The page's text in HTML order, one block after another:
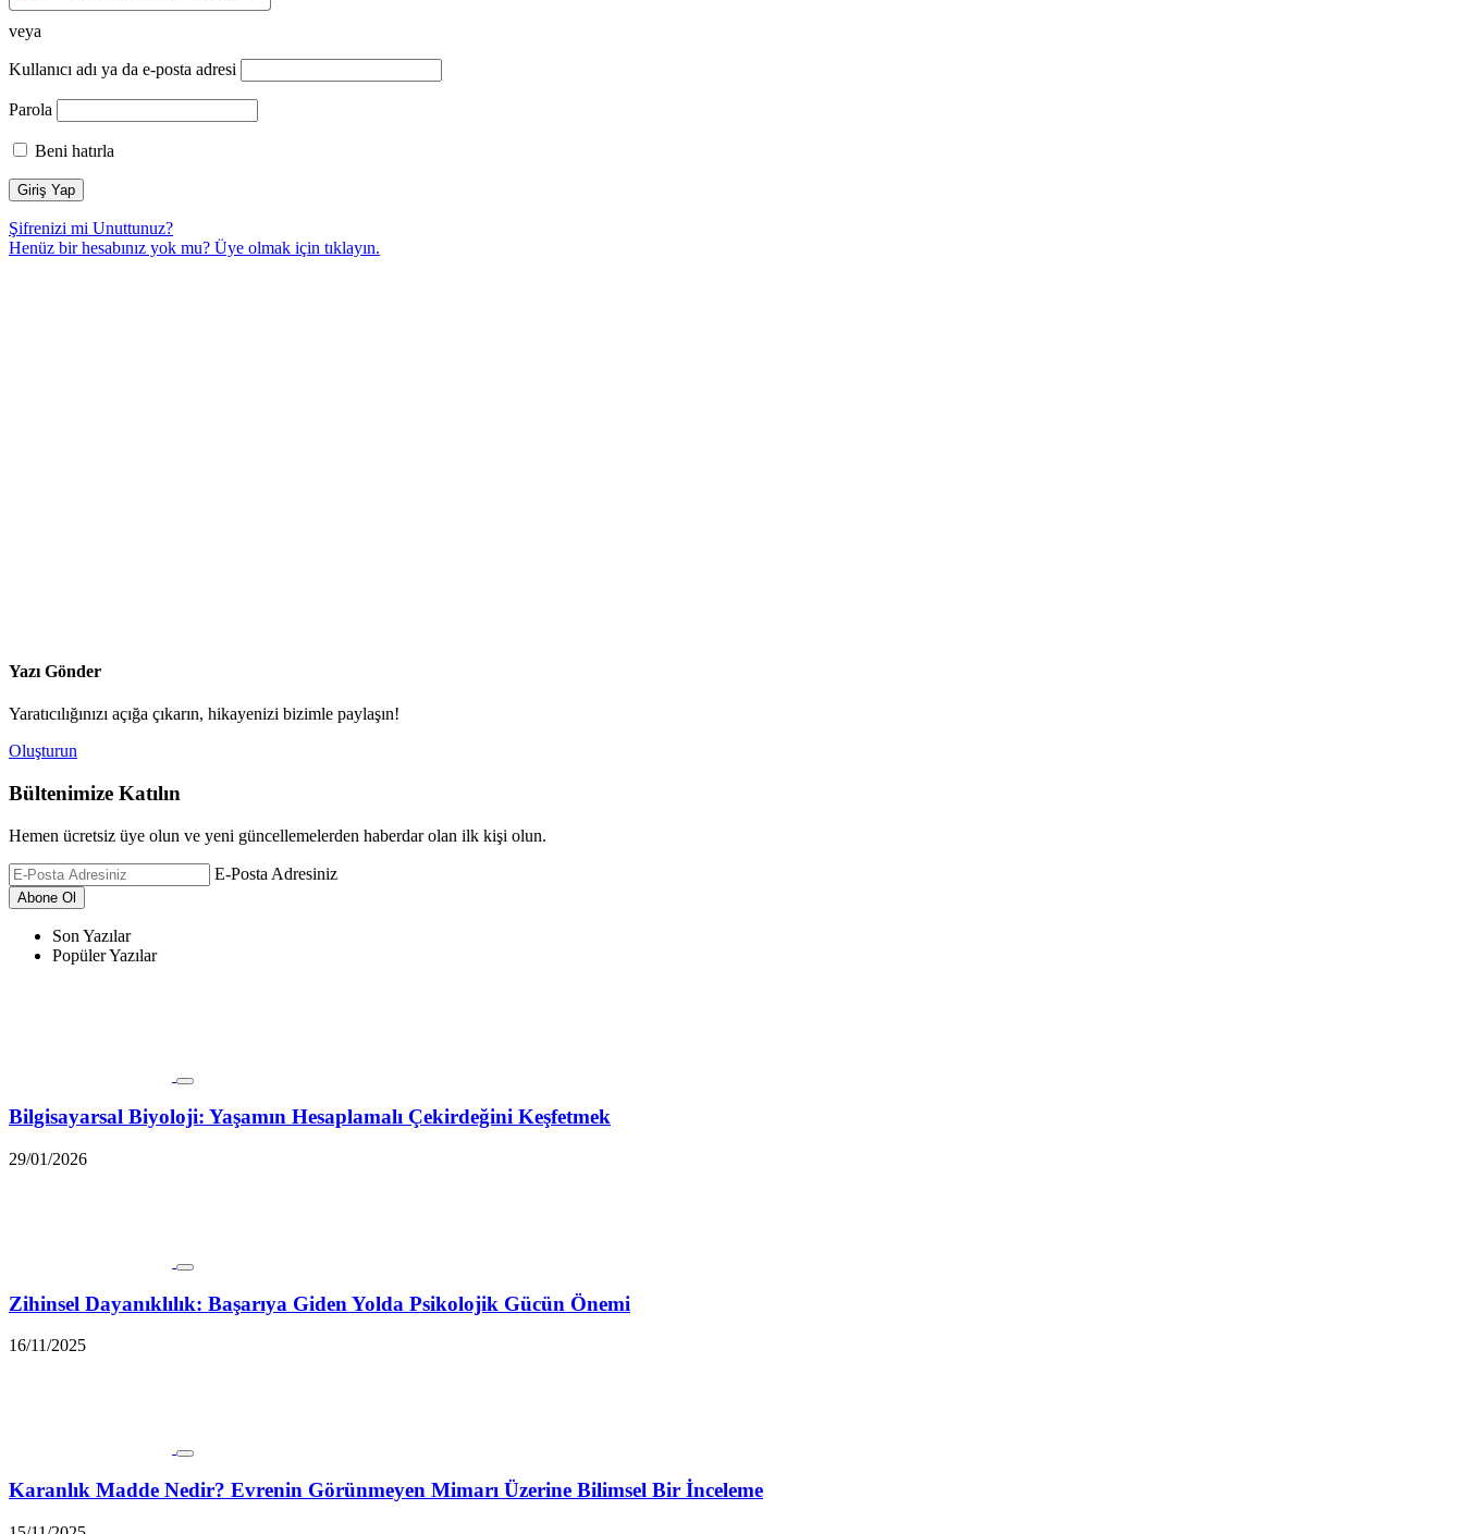
veya
Kullanıcı adı ya da e-posta adresi
Parola
Beni hatırla
Şifrenizi mi Unuttunuz?
Henüz bir hesabınız yok mu? Üye olmak için tıklayın.
Yazı Gönder
Yaratıcılığınızı açığa çıkarın, hikayenizi bizimle paylaşın!
Oluşturun
Bültenimize Katılın
Hemen ücretsiz üye olun ve yeni güncellemelerden haberdar olan ilk kişi olun.
E-Posta Adresiniz
Son Yazılar
Popüler Yazılar
Bilgisayarsal Biyoloji: Yaşamın Hesaplamalı Çekirdeğini Keşfetmek
29/01/2026
Zihinsel Dayanıklılık: Başarıya Giden Yolda Psikolojik Gücün Önemi
16/11/2025
Karanlık Madde Nedir? Evrenin Görünmeyen Mimarı Üzerine Bilimsel Bir İnceleme